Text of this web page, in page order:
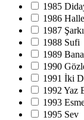
1985
1986
1987
1988 Sufi
1989
1990
1991 İki
1992 Yaz
1993
1995 Sev